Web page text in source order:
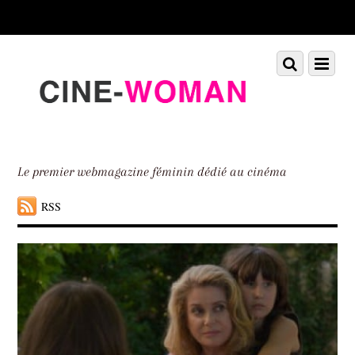
down
Le premier webmagazine féminin dédié au cinéma
RSS
Menu
Scroll
down